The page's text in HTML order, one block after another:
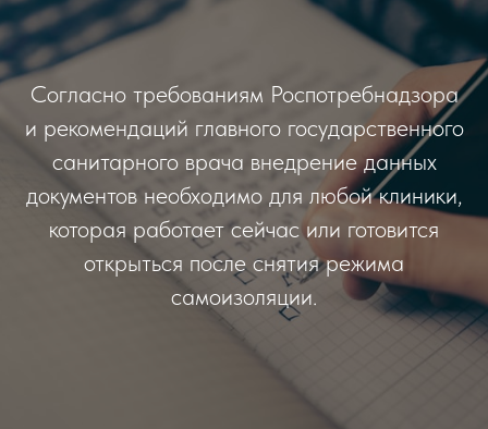
Согласно требованиям Роспотребнадзора
и рекомендаций главного государственного
санитарного врача внедрение данных
документов необходимо для любой клиники,
которая работает сейчас или готовится
открыться после снятия режима
самоизоляции.